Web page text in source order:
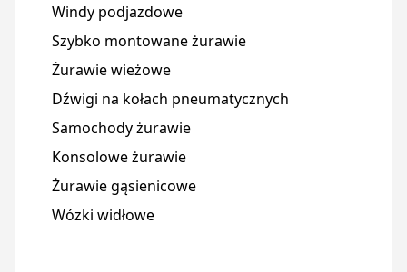
Windy podjazdowe
Szybko montowane żurawie
Żurawie wieżowe
Dźwigi na kołach pneumatycznych
Samochody żurawie
Konsolowe żurawie
Żurawie gąsienicowe
Wózki widłowe